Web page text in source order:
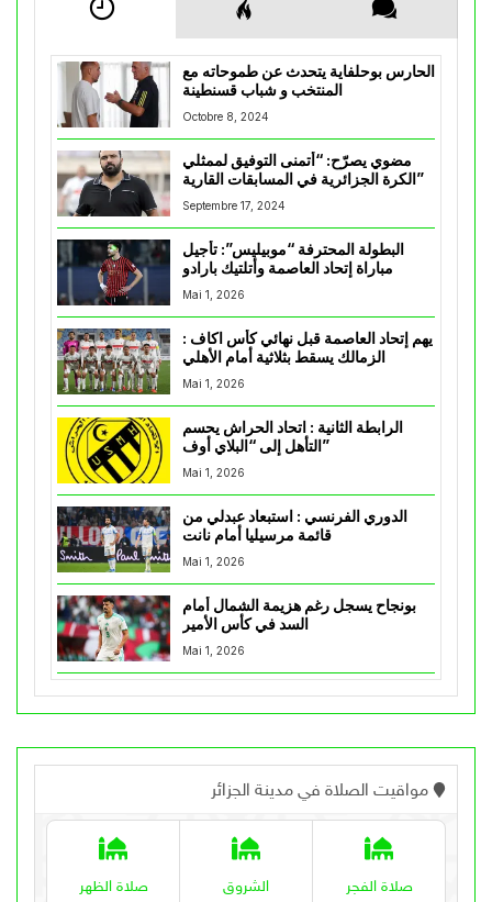
الحارس بوحلفاية يتحدث عن طموحاته مع
المنتخب و شباب قسنطينة
Octobre 8, 2024
مضوي يصرّح: “أتمنى التوفيق لممثلي
الكرة الجزائرية في المسابقات القارية”
Septembre 17, 2024
البطولة المحترفة “موبيليس”: تأجيل
مباراة إتحاد العاصمة وأتلتيك بارادو
Mai 1, 2026
يهم إتحاد العاصمة قبل نهائي كأس اكاف :
Mai 1, 2026
الرابطة الثانية : اتحاد الحراش يحسم
التأهل إلى “البلاي أوف”
Mai 1, 2026
الدوري الفرنسي : استبعاد عبدلي من
قائمة مرسيليا أمام نانت
Mai 1, 2026
بونجاح يسجل رغم هزيمة الشمال أمام
السد في كأس الأمير
Mai 1, 2026